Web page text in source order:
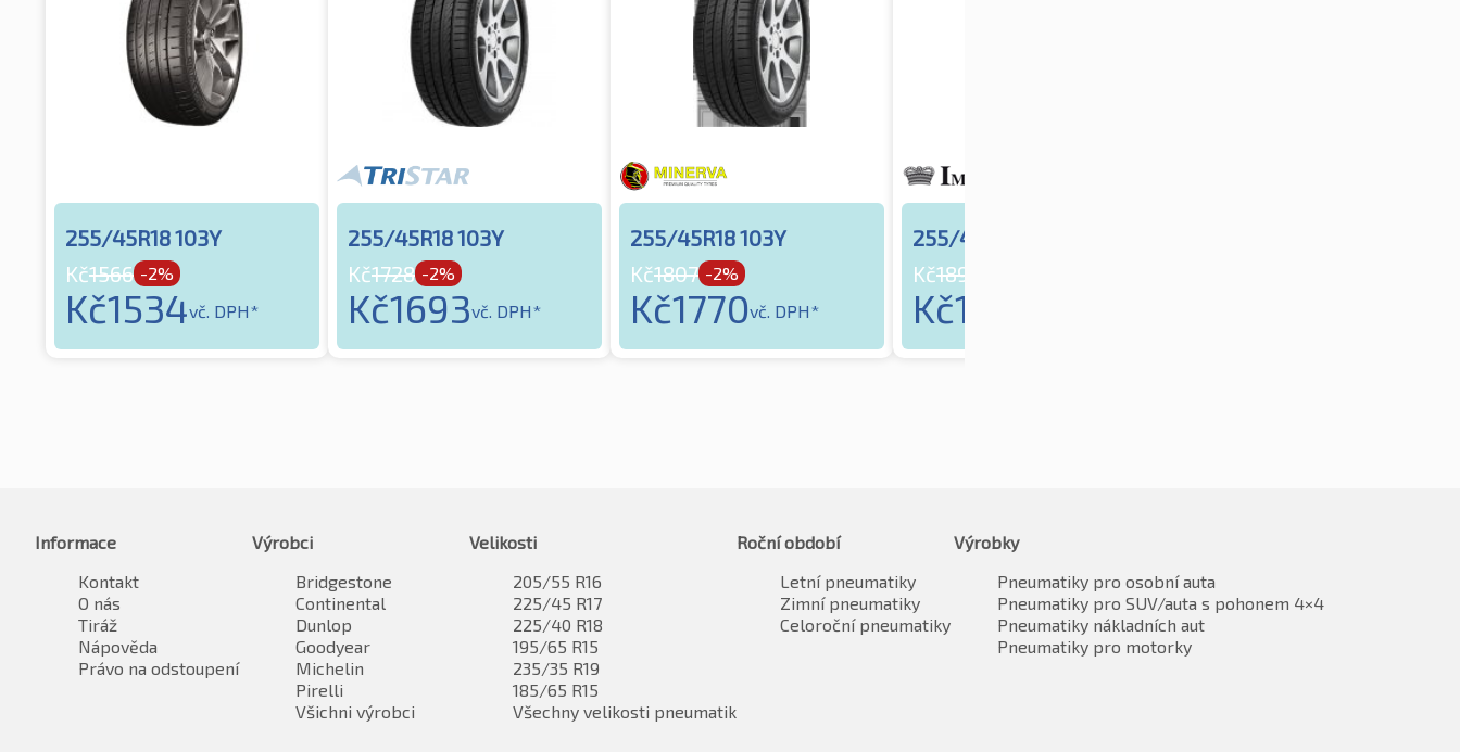
255/45R18 103Y
Kč1566 -2%
Kč1534vč. DPH*
255/45R18 103Y
Kč1728 -2%
Kč1693vč. DPH*
255/45R18 103Y
Kč1807 -2%
Kč1770vč. DPH*
255/45R18 103Y
Kč1896
Kč1859
Informace
Kontakt
O nás
Tiráž
Nápověda
Právo na odstoupení
Výrobci
Bridgestone
Continental
Dunlop
Goodyear
Michelin
Pirelli
Všichni výrobci
Velikosti
205/55 R16
225/45 R17
225/40 R18
195/65 R15
235/35 R19
185/65 R15
Všechny velikosti pneumatik
Roční období
Letní pneumatiky
Zimní pneumatiky
Celoroční pneumatiky
Výrobky
Pneumatiky pro osobní auta
Pneumatiky pro SUV/auta s pohonem 4×4
Pneumatiky nákladních aut
Pneumatiky pro motorky